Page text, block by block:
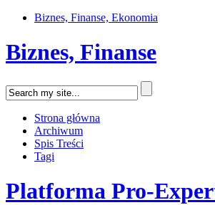
Biznes, Finanse, Ekonomia
Biznes, Finanse
Strona główna
Archiwum
Spis Treści
Tagi
Platforma Pro-